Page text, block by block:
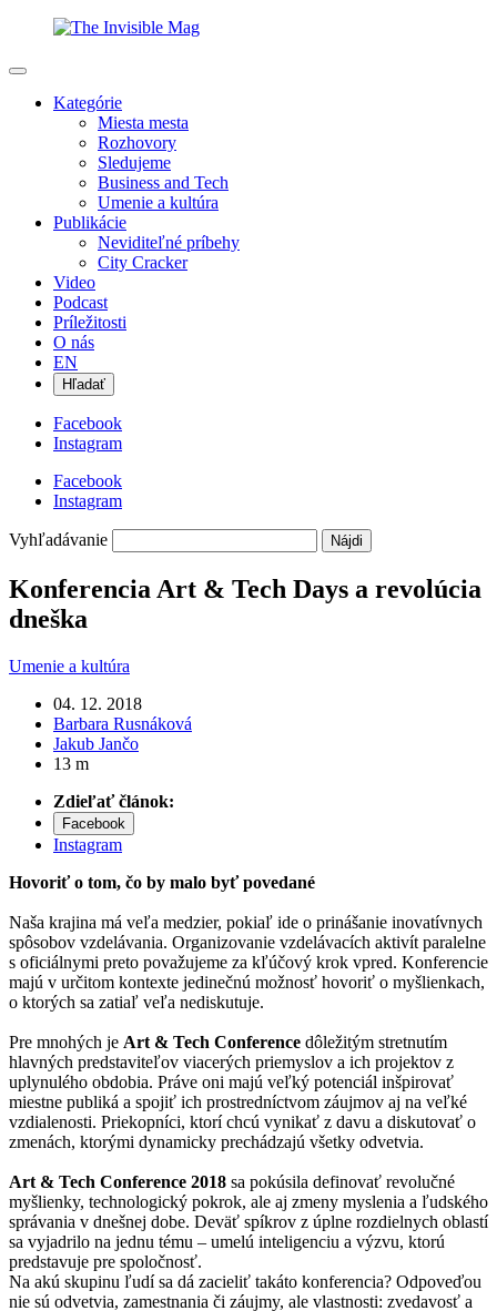
Kategórie
Miesta mesta
Rozhovory
Sledujeme
Business and Tech
Umenie a kultúra
Publikácie
Neviditeľné príbehy
City Cracker
Video
Podcast
Príležitosti
O nás
EN
Hľadať
Facebook
Instagram
Facebook
Instagram
Vyhľadávanie
Konferencia Art & Tech Days a revolúcia
dneška
Umenie a kultúra
04. 12. 2018
Barbara Rusnáková
Jakub Jančo
13 m
Zdieľať článok:
Facebook
Instagram
Hovoriť o tom, čo by malo byť povedané
Naša krajina má veľa medzier, pokiaľ ide o prinášanie inovatívnych
spôsobov vzdelávania. Organizovanie vzdelávacích aktivít paralelne
s oficiálnymi preto považujeme za kľúčový krok vpred. Konferencie
majú v určitom kontexte jedinečnú možnosť hovoriť o myšlienkach,
o ktorých sa zatiaľ veľa nediskutuje.
Pre mnohých je Art & Tech Conference dôležitým stretnutím
hlavných predstaviteľov viacerých priemyslov a ich projektov z
uplynulého obdobia. Práve oni majú veľký potenciál inšpirovať
miestne publiká a spojiť ich prostredníctvom záujmov aj na veľké
vzdialenosti. Priekopníci, ktorí chcú vynikať z davu a diskutovať o
zmenách, ktorými dynamicky prechádzajú všetky odvetvia.
Art & Tech Conference 2018 sa pokúsila definovať revolučné
myšlienky, technologický pokrok, ale aj zmeny myslenia a ľudského
správania v dnešnej dobe. Deväť spíkrov z úplne rozdielnych oblastí
sa vyjadrilo na jednu tému – umelú inteligenciu a výzvu, ktorú
predstavuje pre spoločnosť.
Na akú skupinu ľudí sa dá zacieliť takáto konferencia? Odpoveďou
nie sú odvetvia, zamestnania či záujmy, ale vlastnosti: zvedavosť a